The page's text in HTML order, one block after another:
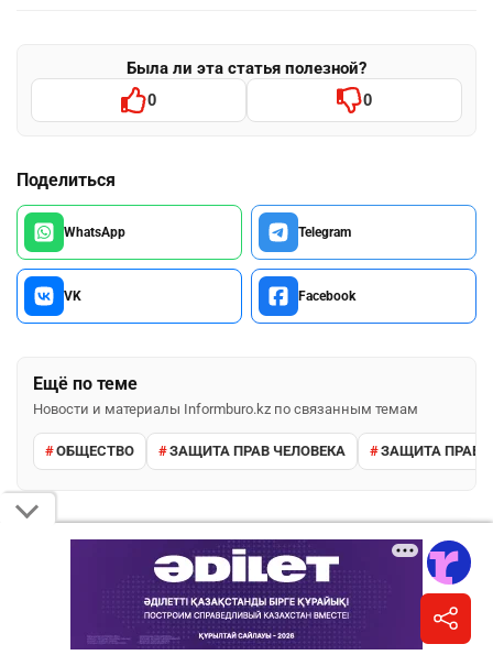
Была ли эта статья полезной?
0 0
Поделиться
WhatsApp Telegram
VK Facebook
Ещё по теме
Новости и материалы Informburo.kz по связанным темам
ОБЩЕСТВО ЗАЩИТА ПРАВ ЧЕЛОВЕКА ЗАЩИТА ПРАВ
ПОДПИШИТЕСЬ НА НАС
Informburo.kz в WhatsApp
Новости в удобном канале без лишнего шума.
Подписаться